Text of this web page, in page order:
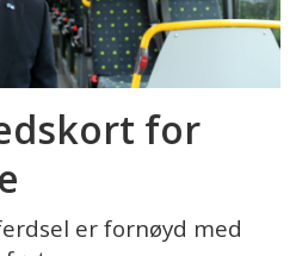
for
er fornøyd med